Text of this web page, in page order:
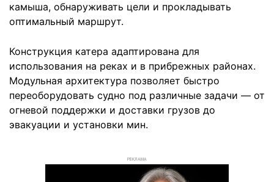
камыша, обнаруживать цели и прокладывать
оптимальный маршрут.
Конструкция катера адаптирована для
использования на реках и в прибрежных районах.
Модульная архитектура позволяет быстро
переоборудовать судно под различные задачи — от
огневой поддержки и доставки грузов до
эвакуации и установки мин.
РЕКЛАМА